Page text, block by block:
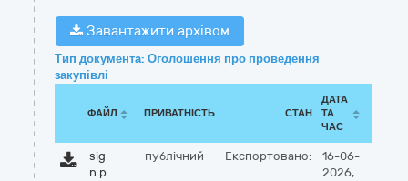
Завантажити архівом
Тип документа: Оголошення про проведення
закупівлі
ФАЙЛ ПРИВАТНІСТЬ СТАН
ДАТА
ТА
ЧАС
sig
n.p
публічний Експортовано:
16-06-
2026,